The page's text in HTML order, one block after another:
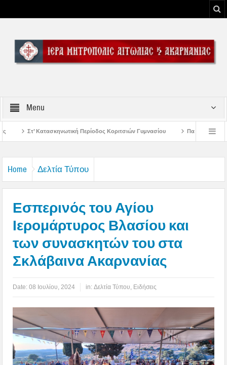
Menu
Περίοδος Κοριτσιών Γυμνασίου Παρακλήσεις πρώτης εβδομάδος
Home Δελτία Τύπου
Εσπερινός του Αγίου
Ιερομάρτυρος Βλασίου και
των συνασκητών του στα
Σκλάβαινα Ακαρνανίας
Date:08 Ιουλίου, 2024 in:Δελτία Τύπου Ειδήσεις